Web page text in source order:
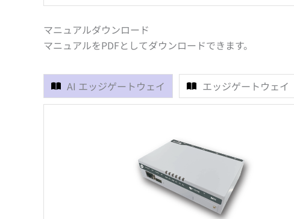
マニュアルダウンロード
マニュアルをPDFとしてダウンロードできます。
AI エッジゲートウェイ エッジゲートウェイ